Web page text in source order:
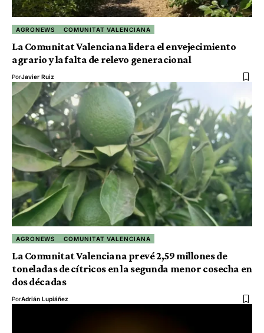
AGRONEWS COMUNITAT VALENCIANA
La Comunitat Valenciana lidera el envejecimiento
agrario y la falta de relevo generacional
PorJavier Ruiz
AGRONEWS COMUNITAT VALENCIANA
La Comunitat Valenciana prevé 2,59 millones de
toneladas de cítricos en la segunda menor cosecha en
dos décadas
PorAdrián Lupiáñez